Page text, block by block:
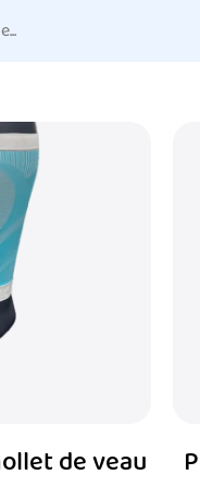
pression immense
de haute intensité
athlètes à prévenir
performances.
la stabilité et de
réduisant la
de veau